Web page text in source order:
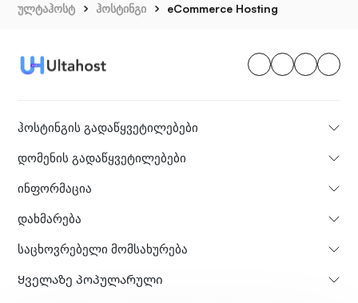
ულტაჰოსტ ჰოსტინგი eCommerce Hosting
ჰოსტინგის გადაწყვეტილებები
დომენის გადაწყვეტილებები
ინფორმაცია
დახმარება
საცხოვრებელი მომსახურება
Ყველაზე პოპულარული